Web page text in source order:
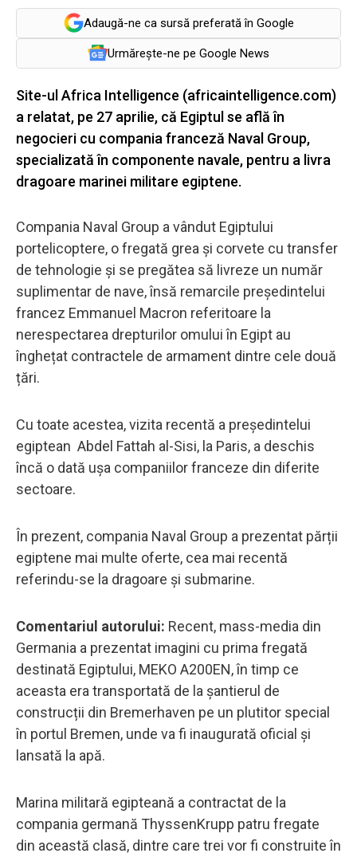
Adaugă-ne ca sursă preferată în Google
Urmărește-ne pe Google News
Site-ul Africa Intelligence (africaintelligence.com)
a relatat, pe 27 aprilie, că Egiptul se află în
negocieri cu compania franceză Naval Group,
specializată în componente navale, pentru a livra
dragoare marinei militare egiptene.
Compania Naval Group a vândut Egiptului
portelicoptere, o fregată grea și corvete cu transfer
de tehnologie și se pregătea să livreze un număr
suplimentar de nave, însă remarcile președintelui
francez Emmanuel Macron referitoare la
nerespectarea drepturilor omului în Egipt au
înghețat contractele de armament dintre cele două
țări.
Cu toate acestea, vizita recentă a președintelui
egiptean Abdel Fattah al-Sisi, la Paris, a deschis
încă o dată ușa companiilor franceze din diferite
sectoare.
În prezent, compania Naval Group a prezentat părții
egiptene mai multe oferte, cea mai recentă
referindu-se la dragoare și submarine.
Comentariul autorului: Recent, mass-media din
Germania a prezentat imagini cu prima fregată
destinată Egiptului, MEKO A200EN, în timp ce
aceasta era transportată de la șantierul de
construcții din Bremerhaven pe un plutitor special
în portul Bremen, unde va fi inaugurată oficial și
lansată la ​​apă.
Marina militară egipteană a contractat de la
compania germană ThyssenKrupp patru fregate
din această clasă, dintre care trei vor fi construite în